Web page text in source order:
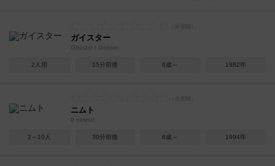
ガイスター
Ghosts! / Geister
2人用 15分前後 6歳～ 1982年
ニムト
6 nimmt!
2～10人 30分前後 8歳～ 1994年